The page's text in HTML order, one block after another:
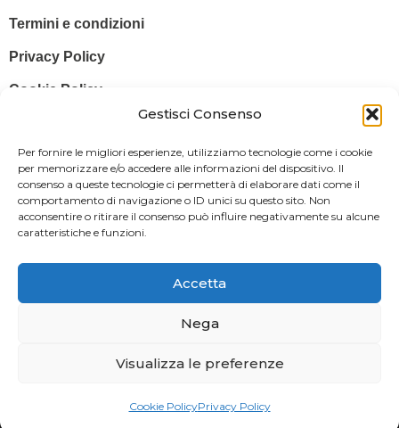
Gestisci Consenso
Per fornire le migliori esperienze, utilizziamo tecnologie come i cookie
per memorizzare e/o accedere alle informazioni del dispositivo. Il
consenso a queste tecnologie ci permetterà di elaborare dati come il
comportamento di navigazione o ID unici su questo sito. Non
acconsentire o ritirare il consenso può influire negativamente su alcune
caratteristiche e funzioni.
Accetta
Nega
Visualizza le preferenze
Cookie PolicyPrivacy Policy
Termini e condizioni
Privacy Policy
Cookie Policy
Legale: Via Silvio Pellico, 43 97015 MODICA (RG) – P. IVA: IT
01470350883
Powered ByIl Brandificio
Registro nazionale degli aiuti di Stato di cui all’art. 52 della L. 234/2012
in modo da adempiere all’obbligo informativo relativo ai contributi
concorrenza – art. 1, commi 125 – 129), successivamente modificata
dal Decreto Legge 34/2019.